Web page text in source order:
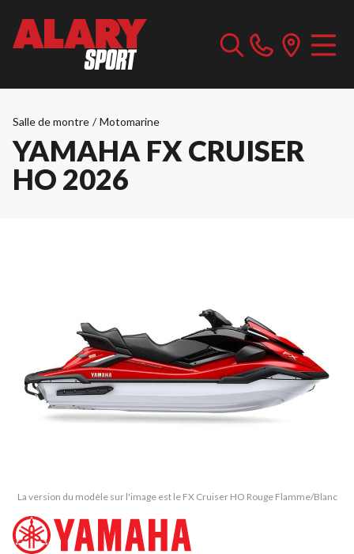
Salle de montre / Motomarine
YAMAHA FX CRUISER
HO 2026
La version du modèle sur l'image est le FX Cruiser HO Rouge Flamme/Blanc